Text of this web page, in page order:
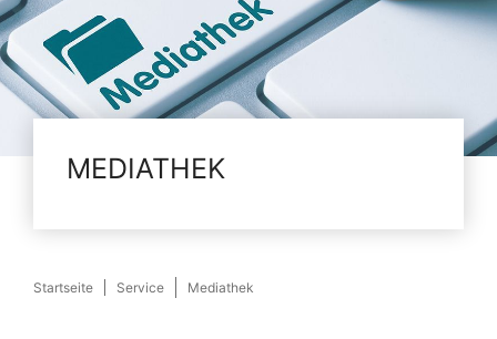
MEDIATHEK
Startseite Service Mediathek